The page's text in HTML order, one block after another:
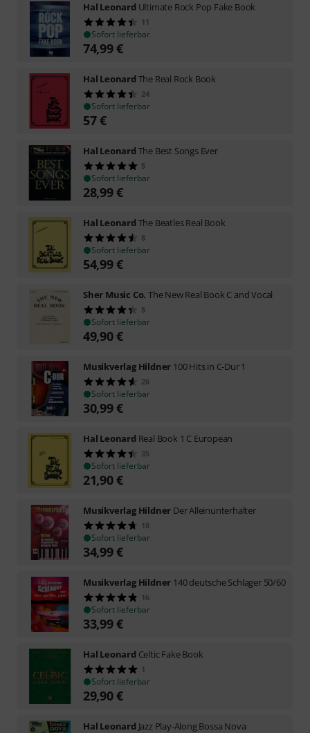
Hal Leonard Ultimate Rock Pop Fake Book
11
Sofort lieferbar
74,99€
Hal Leonard The Real Rock Book
24
Sofort lieferbar
57€
Hal Leonard The Best Songs Ever
5
Sofort lieferbar
28,99€
Hal Leonard The Beatles Real Book
8
Sofort lieferbar
54,99€
Sher Music Co. The New Real Book C and Vocal
5
Sofort lieferbar
49,90€
Musikverlag Hildner 100 Hits in C-Dur 1
26
Sofort lieferbar
30,99€
Hal Leonard Real Book 1 C European
35
Sofort lieferbar
21,90€
Musikverlag Hildner Der Alleinunterhalter
18
Sofort lieferbar
34,99€
Musikverlag Hildner 140 deutsche Schlager 50/60
16
Sofort lieferbar
33,99€
Hal Leonard Celtic Fake Book
1
Sofort lieferbar
29,90€
Hal Leonard Jazz Play-Along Bossa Nova